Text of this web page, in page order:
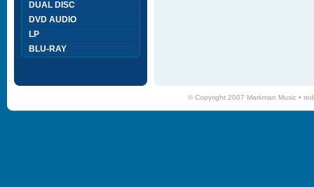
DUAL DISC
DVD AUDIO
LP
BLU-RAY
© Copyright 2007 Markman Music •